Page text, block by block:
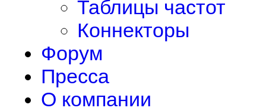
Таблицы частот
Коннекторы
Форум
Пресса
О компании